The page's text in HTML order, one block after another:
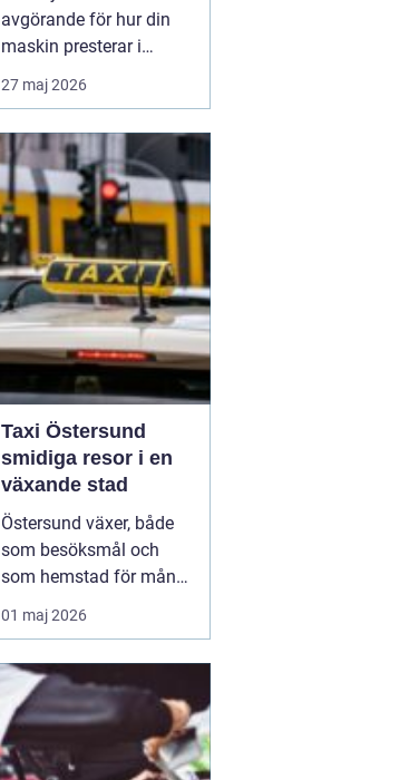
avgörande för hur din
maskin presterar i
vardagen, oavsett om du
arbetar i skogen eller kör
däck gör stor skillnad för
säkerhet...
27 maj 2026
Taxi Östersund
smidiga resor i en
växande stad
Östersund växer, både
som besöksmål och
som hemstad för många
pendlare, studenter och
företagare. En pålitlig
bara ett bekvämt sätt att
ta sig från punkt A till
punkt B. För många
handlar det om att få
01 maj 2026